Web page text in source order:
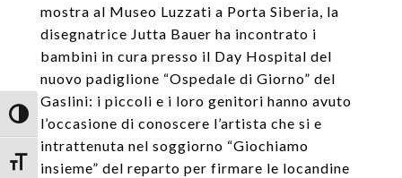
Attiva/disattiva alto contrasto
Attiva/disattiva dimensione testo
mostra al Museo Luzzati a Porta Siberia, la
disegnatrice Jutta Bauer ha incontrato i
bambini in cura presso il Day Hospital del
nuovo padiglione “Ospedale di Giorno” del
Gaslini: i piccoli e i loro genitori hanno avuto
l’occasione di conoscere l’artista che si e
intrattenuta nel soggiorno “Giochiamo
insieme” del reparto per firmare le locandine